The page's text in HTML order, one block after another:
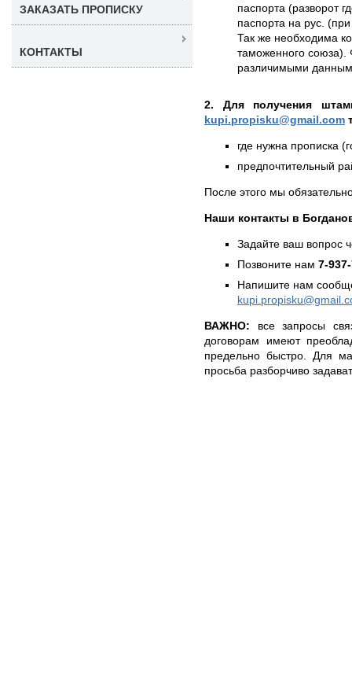
паспорта (разворот
паспорта на рус.
Так же необходима
таможенного союза).
различимыми
2. Для получения
kupi.propisku@gmail.com
где нужна прописка
предпочтительный
После этого мы
Наши контакты в
Задайте ваш вопрос
Позвоните нам 7-
Напишите нам
ВАЖНО: все запросы
договорам имеют
предельно быстро. Для
просьба разборчиво
ЗАКАЗАТЬ ПРОПИСКУ
КОНТАКТЫ